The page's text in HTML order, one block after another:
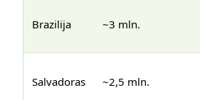
Brazilija ~3 mln.
Salvadoras ~2,5 mln.